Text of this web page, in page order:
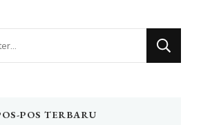
POS TERBARU